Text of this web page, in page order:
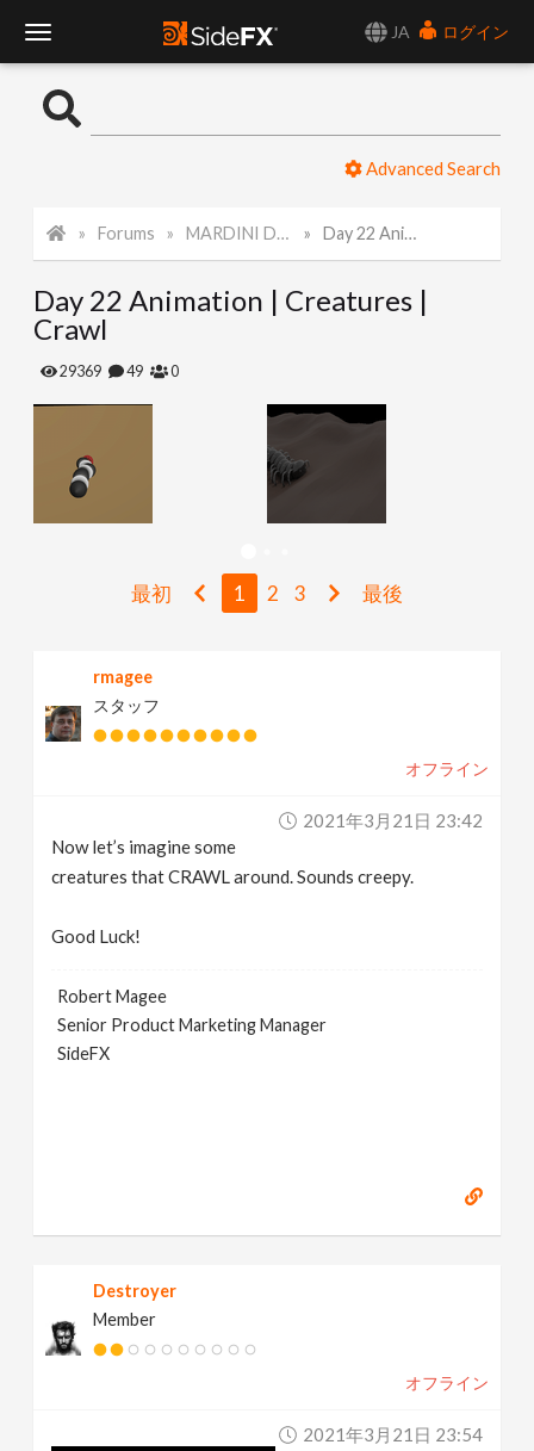
JA
ログイン
o
l
e
Advanced Search
Forums MARDINI Daily Challenge 2021 Day 22 Animation | Creatures | Crawl
Day 22 Animation | Creatures |
Crawl
29369 49 0
最初 1 2 3 最後
rmagee
スタッフ
オフライン
2021年3月21日 23:42
Now let’s imagine some
creatures that CRAWL around. Sounds creepy.
Good Luck!
Robert Magee
Senior Product Marketing Manager
SideFX
Destroyer
Member
オフライン
2021年3月21日 23:54